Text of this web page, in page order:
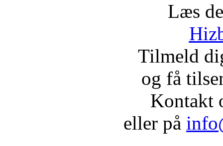
Læs
Tilmeld
og få
Kontakt
eller på